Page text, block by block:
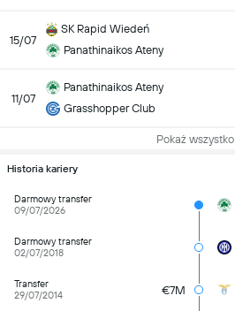
15/07
SK Rapid Wiedeń
Panathinaikos Ateny
11/07
Panathinaikos Ateny
Grasshopper Club
Pokaż wszystko
Historia kariery
Darmowy transfer
09/07/2026
Darmowy transfer
02/07/2018
Transfer
29/07/2014
€7M